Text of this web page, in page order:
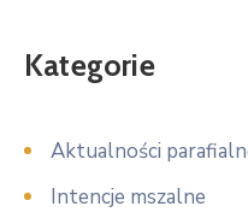
Kategorie
Aktualności
Intencje mszalne